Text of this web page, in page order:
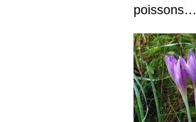
poissons…